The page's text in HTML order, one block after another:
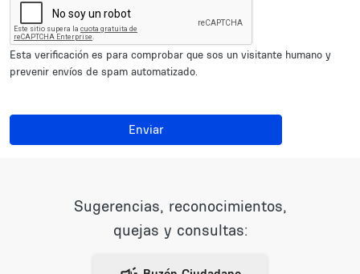
Esta verificación es para comprobar que sos un visitante humano y
prevenir envíos de spam automatizado.
Enviar
Sugerencias, reconocimientos,
quejas y consultas: